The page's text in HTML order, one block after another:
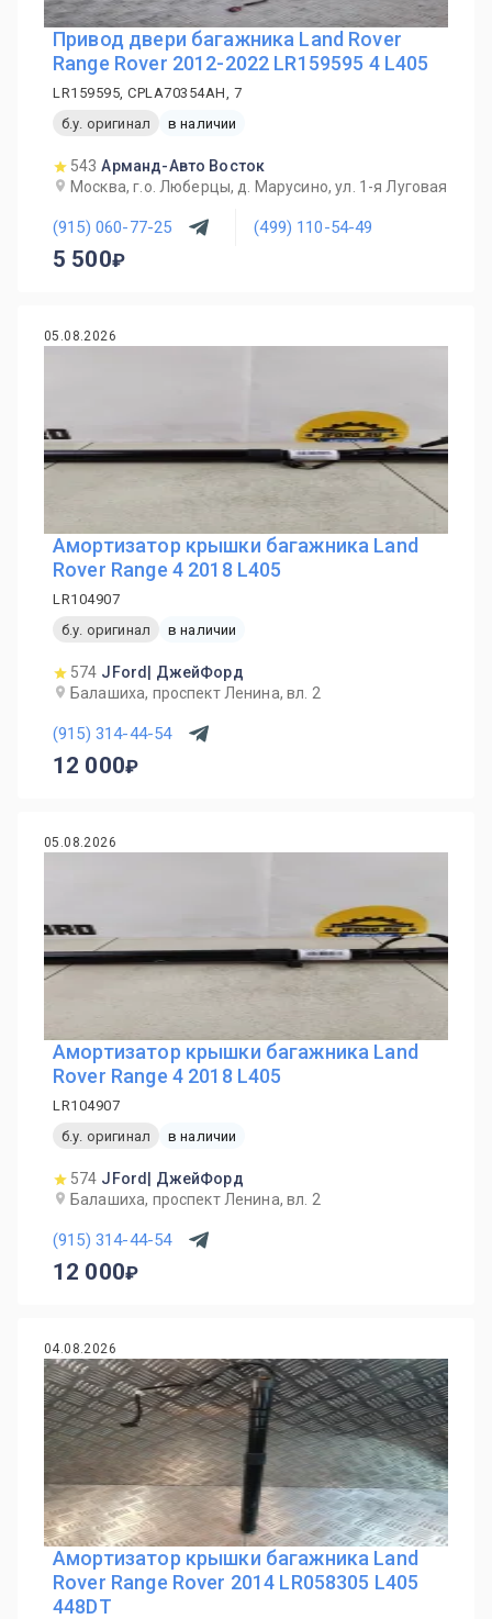
Привод двери багажника Land Rover
Range Rover 2012-2022 LR159595 4 L405
LR159595, CPLA70354AH, 7
б.у. оригинал
в наличии
543 Арманд-Авто Восток
Москва, г.о. Люберцы, д. Марусино, ул. 1-я Луговая
(915) 060-77-25 (499) 110-54-49
5 500
05.08.2026
Амортизатор крышки багажника Land
Rover Range 4 2018 L405
LR104907
б.у. оригинал
в наличии
574 JFord| ДжейФорд
Балашиха, проспект Ленина, вл. 2
(915) 314-44-54
12 000
05.08.2026
Амортизатор крышки багажника Land
Rover Range 4 2018 L405
LR104907
б.у. оригинал
в наличии
574 JFord| ДжейФорд
Балашиха, проспект Ленина, вл. 2
(915) 314-44-54
12 000
04.08.2026
Амортизатор крышки багажника Land
Rover Range Rover 2014 LR058305 L405
448DT